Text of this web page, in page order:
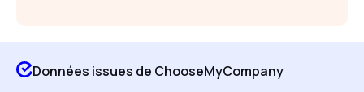
Données issues de ChooseMyCompany